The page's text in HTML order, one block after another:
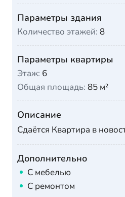
Параметры здания
Количество этажей: 8
Параметры квартиры
Этаж: 6
Общая площадь: 85 м²
Описание
Сдаётся Квартира в
Дополнительно
С мебелью
С ремонтом